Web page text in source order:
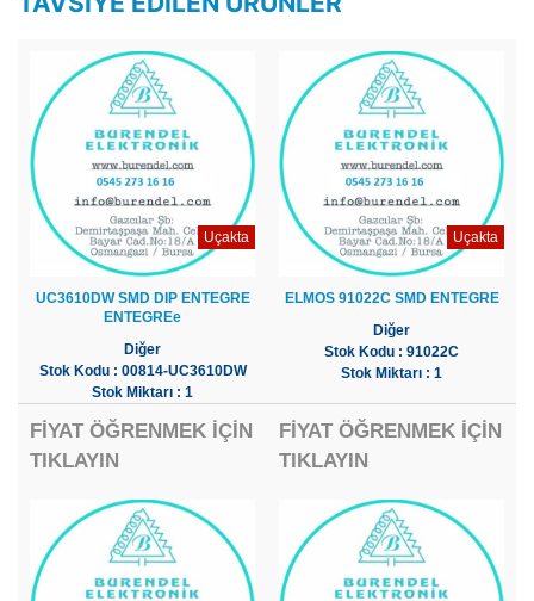
Uçakta
UC3610DW SMD DIP ENTEGRE
ENTEGREe
Diğer
Stok Kodu : 00814-UC3610DW
Stok Miktarı : 1
FİYAT ÖĞRENMEK İÇİN
TIKLAYIN
Uçakta
ELMOS 91022C SMD ENTEGRE
Diğer
Stok Kodu : 91022C
Stok Miktarı : 1
FİYAT ÖĞRENMEK İÇİN
TIKLAYIN